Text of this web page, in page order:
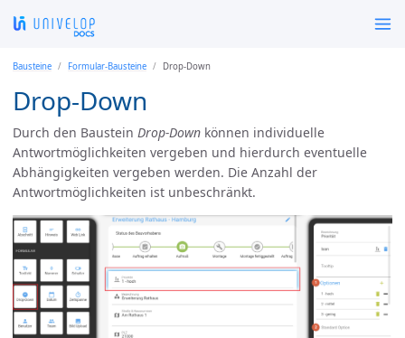
Bausteine Formular-Bausteine Drop-Down
Drop-Down
Durch den Baustein Drop-Down können individuelle
Antwortmöglichkeiten vergeben und hierdurch eventuelle
Abhängigkeiten vergeben werden. Die Anzahl der
Antwortmöglichkeiten ist unbeschränkt.